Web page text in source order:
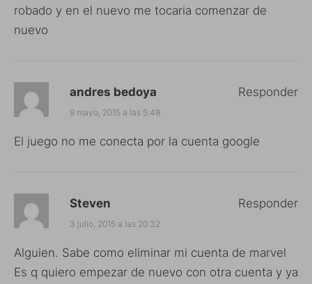
robado y en el nuevo me tocaria comenzar de
nuevo
andres bedoya
9 mayo, 2015 a las 5:49
El juego no me conecta por la cuenta google
Responder
Steven
3 julio, 2015 a las 20:32
Alguien. Sabe como eliminar mi cuenta de marvel
Es q quiero empezar de nuevo con otra cuenta y ya
Responder